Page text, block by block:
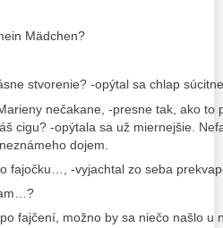
Mädchen?
stvorenie? -opýtal sa chlap
nečakane, -presne tak, ako to
cigu? -opýtala sa už miernejšie.
dojem.
-vyjachtal zo seba
fajčení, možno by sa niečo našlo